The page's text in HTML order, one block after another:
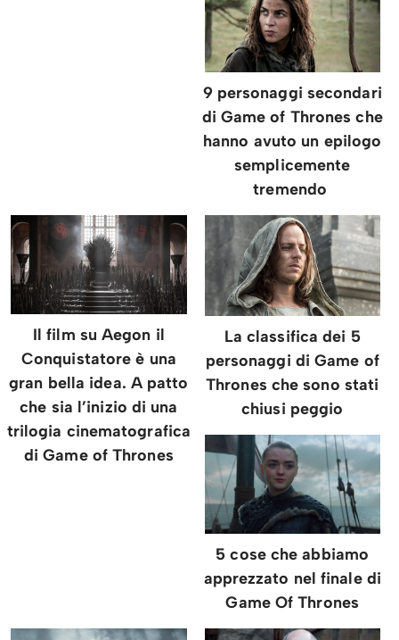
9 personaggi secondari
di Game of Thrones che
hanno avuto un epilogo
semplicemente
tremendo
Il film su Aegon il
Conquistatore è una
gran bella idea. A patto
che sia l’inizio di una
trilogia cinematografica
di Game of Thrones
La classifica dei 5
personaggi di Game of
Thrones che sono stati
chiusi peggio
5 cose che abbiamo
apprezzato nel finale di
Game Of Thrones